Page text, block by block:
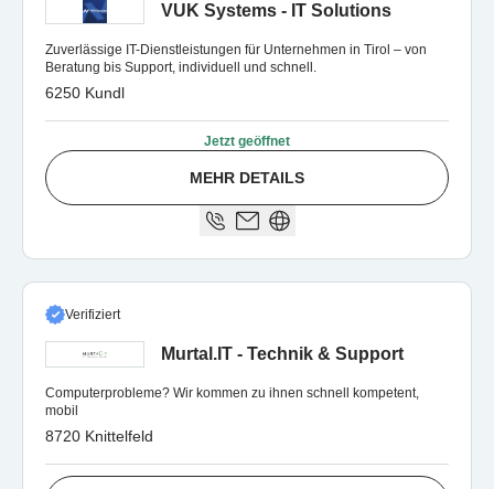
VUK Systems - IT Solutions
Zuverlässige IT-Dienstleistungen für Unternehmen in Tirol – von
Beratung bis Support, individuell und schnell.
6250 Kundl
Jetzt geöffnet
MEHR DETAILS
Verifiziert
Murtal.IT - Technik & Support
Computerprobleme? Wir kommen zu ihnen schnell kompetent,
mobil
8720 Knittelfeld